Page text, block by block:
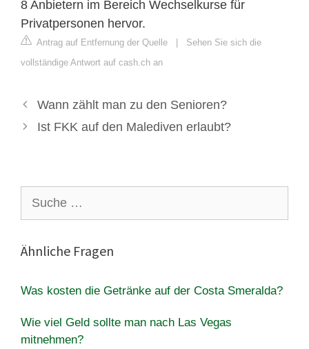
8 Anbietern im Bereich Wechselkurse für
Privatpersonen hervor.
Antrag auf Entfernung der Quelle | Sehen Sie sich die
vollständige Antwort auf cash.ch an
Wann zählt man zu den Senioren?
Ist FKK auf den Malediven erlaubt?
nach:
Ähnliche Fragen
Was kosten die Getränke auf der Costa Smeralda?
Wie viel Geld sollte man nach Las Vegas
mitnehmen?